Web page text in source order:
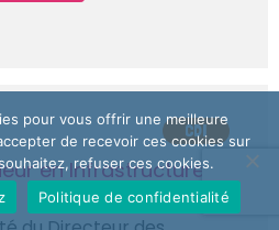
CDI
en Infrastructure
pour vous offrir une meilleure
de recevoir ces cookies sur
refuser ces cookies.
Politique de confidentialité